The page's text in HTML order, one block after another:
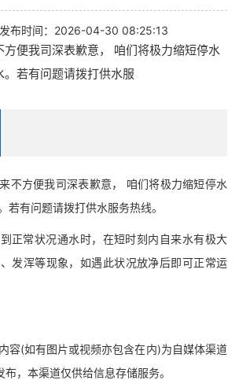
布时间：2026-04-30 08:25:13
便我司深表歉意， 咱们将极力缩短停水
若有问题请拨打供水服
方便我司深表歉意， 咱们将极力缩短停水
若有问题请拨打供水服务热线。
常状况通水时，在短时刻内自来水有极大
发浑等现象，如遇此状况放净后即可正常运
(如有图片或视频亦包含在内)为自媒体渠道
布，本渠道仅供给信息存储服务。